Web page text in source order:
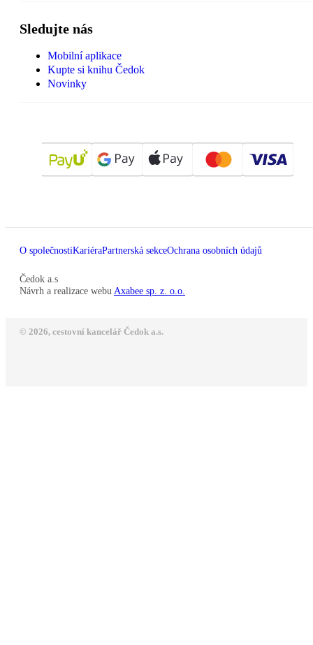
Sledujte nás
Mobilní aplikace
Kupte si knihu Čedok
Novinky
O společnostiKariéraPartnerská sekceOchrana osobních údajů
Čedok a.s
Návrh a realizace webu Axabee sp. z. o.o.
© 2026, cestovní kancelář Čedok a.s.